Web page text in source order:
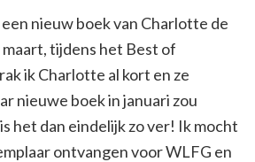
nieuw boek van Charlotte de
tijdens het Best of
ik Charlotte al kort en ze
nieuwe boek in januari zou
het dan eindelijk zo ver! Ik mocht
ontvangen voor WLFG en